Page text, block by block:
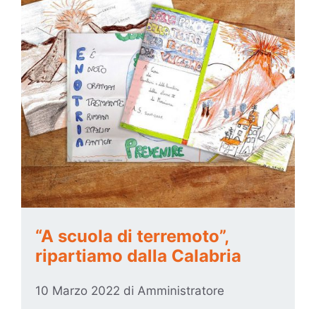
“A scuola di terremoto”,
ripartiamo dalla Calabria
10 Marzo 2022 di Amministratore